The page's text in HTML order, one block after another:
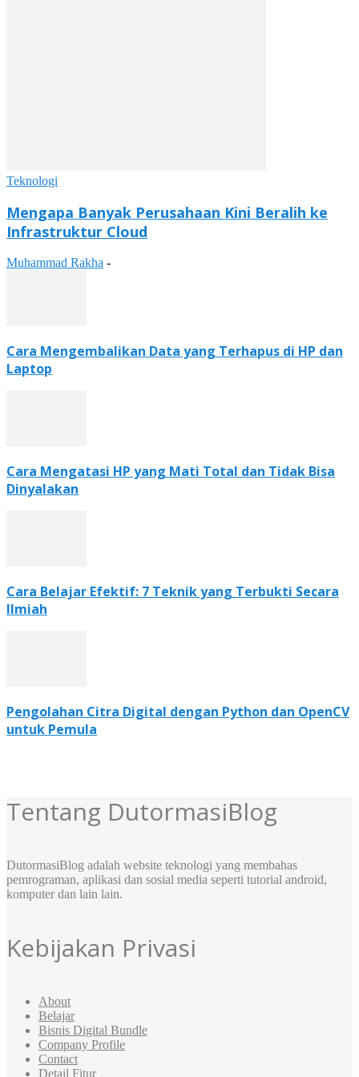
Teknologi
Mengapa Banyak Perusahaan Kini Beralih ke
Infrastruktur Cloud
Muhammad Rakha -
Cara Mengembalikan Data yang Terhapus di HP dan
Laptop
Cara Mengatasi HP yang Mati Total dan Tidak Bisa
Dinyalakan
Cara Belajar Efektif: 7 Teknik yang Terbukti Secara
Ilmiah
Pengolahan Citra Digital dengan Python dan OpenCV
untuk Pemula
Tentang DutormasiBlog
DutormasiBlog adalah website teknologi yang membahas
pemrograman, aplikasi dan sosial media seperti tutorial android,
komputer dan lain lain.
Kebijakan Privasi
About
Belajar
Bisnis Digital Bundle
Company Profile
Contact
Detail Fitur